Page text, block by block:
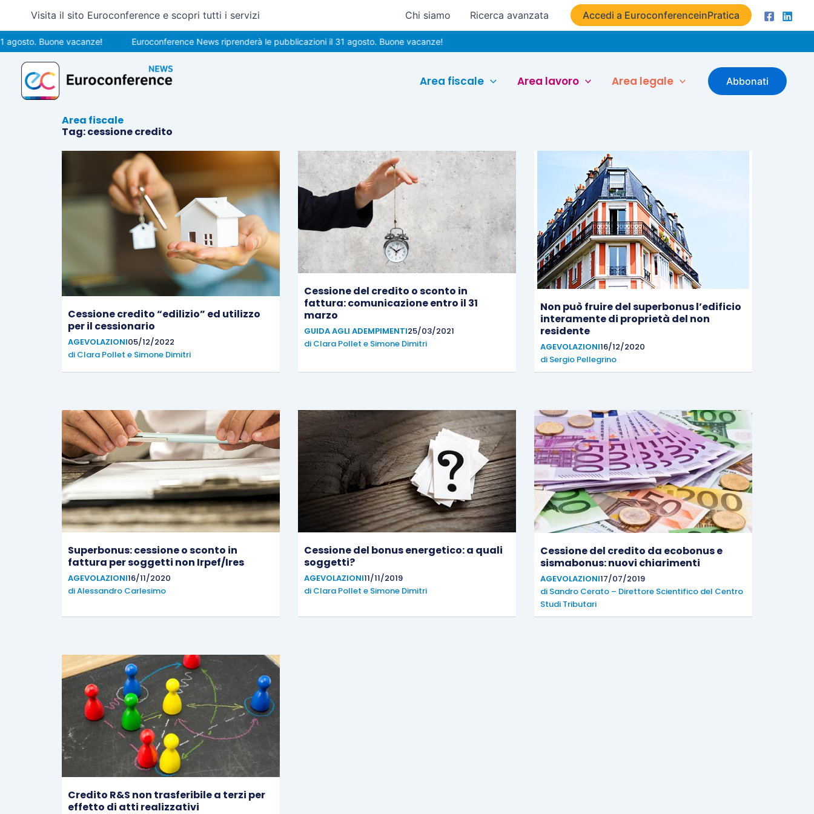
contenuto
Visita il sito Euroconference e scopri tutti i servizi Chi siamo Ricerca avanzata Accedi a EuroconferenceinPratica
Buone vacanze! Euroconference News riprenderà le pubblicazioni il 31 agosto. Buone vacanze!
Area fiscale Area lavoro Area legale Abbonati
Area fiscale
Tag: cessione credito
Cessione credito “edilizio” ed utilizzo
per il cessionario
AGEVOLAZIONI05/12/2022
di Clara Pollet e Simone Dimitri
Cessione del credito o sconto in
fattura: comunicazione entro il 31
marzo
GUIDA AGLI ADEMPIMENTI25/03/2021
di Clara Pollet e Simone Dimitri
Non può fruire del superbonus l’edificio
interamente di proprietà del non
residente
AGEVOLAZIONI16/12/2020
di Sergio Pellegrino
Superbonus: cessione o sconto in
fattura per soggetti non Irpef/Ires
AGEVOLAZIONI16/11/2020
diAlessandro Carlesimo
Cessione del bonus energetico: a quali
soggetti?
AGEVOLAZIONI11/11/2019
di Clara Pollet e Simone Dimitri
Cessione del credito da ecobonus e
sismabonus: nuovi chiarimenti
AGEVOLAZIONI17/07/2019
di Sandro Cerato – Direttore Scientifico del Centro
Studi Tributari
Credito R&S non trasferibile a terzi per
effetto di atti realizzativi